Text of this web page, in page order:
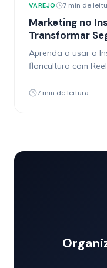
VAREJO 7 min de
Marketing no
Transformar
Aprenda a usar o
floricultura com
7 min de leitura